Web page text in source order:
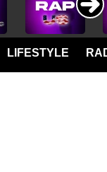
LIFESTYLE